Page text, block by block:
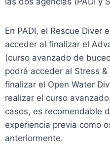
En PADI, el Rescue Diver
acceder al finalizar el
(curso avanzado de
podrá acceder al Stress
finalizar el Open Water
realizar el curso
casos, es recomendable
experiencia previa como
anteriormente.